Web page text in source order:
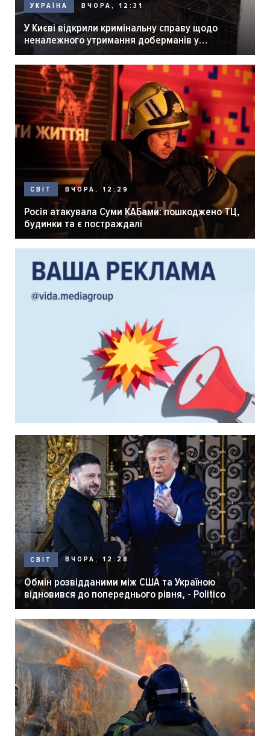
УКРАЇНА ВЧОРА, 12:31
У Києві відкрили кримінальну справу щодо
неналежного утримання доберманів у
розпліднику
СВІТ ВЧОРА, 12:29
Росія атакувала Суми КАБами: пошкоджено ТЦ,
будинки та є постраждалі
СВІТ ВЧОРА, 12:28
Обмін розвідданими між США та Україною
відновився до попереднього рівня, - Politico